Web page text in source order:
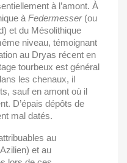
à l’amont. À
à Federmesser(ou
et du Mésolithique
niveau, témoignant
au Dryas récent en
tourbeux est général
les chenaux, il
sauf en amont où il
D’épais dépôts de
mal datés.
au
et au